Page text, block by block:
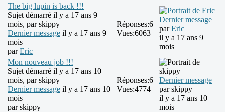
The big lupin is back !!!
Sujet démarré il y a 17 ans 9
mois, parskippy
Dernier message il y a 17 ans 9
mois
parEric
Réponses:6
Vues:6063
Dernier message
parEric
il y a 17 ans 9
mois
Mon nouveau job !!!
Sujet démarré il y a 17 ans 10
mois, parskippy
Dernier message il y a 17 ans 10
mois
parskippy
Réponses:6
Vues:4774
Dernier message
parskippy
il y a 17 ans 10
mois